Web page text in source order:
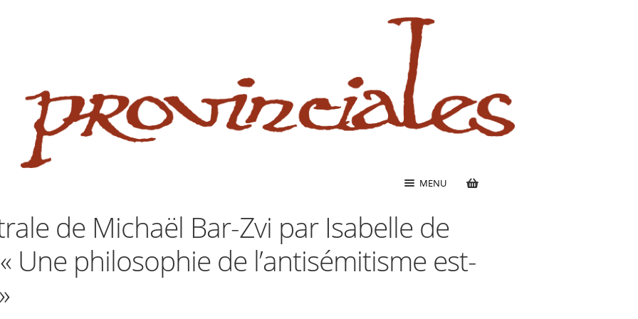
MENU
de Michaël Bar-Zvi par Isabelle de
Une philosophie de l’antisémitisme est-